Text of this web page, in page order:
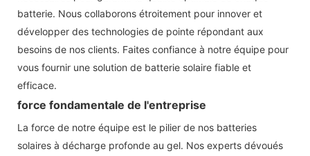
batterie. Nous collaborons étroitement pour innover et
développer des technologies de pointe répondant aux
besoins de nos clients. Faites confiance à notre équipe pour
vous fournir une solution de batterie solaire fiable et
efficace.
force fondamentale de l'entreprise
La force de notre équipe est le pilier de nos batteries
solaires à décharge profonde au gel. Nos experts dévoués